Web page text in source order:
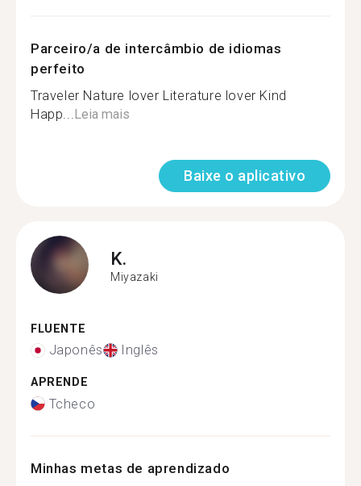
Parceiro/a de intercâmbio de idiomas
perfeito
Traveler Nature lover Literature lover Kind
Happ... Leia mais
Baixe o aplicativo
K.
Miyazaki
FLUENTE
Japonês Inglês
APRENDE
Tcheco
Minhas metas de aprendizado